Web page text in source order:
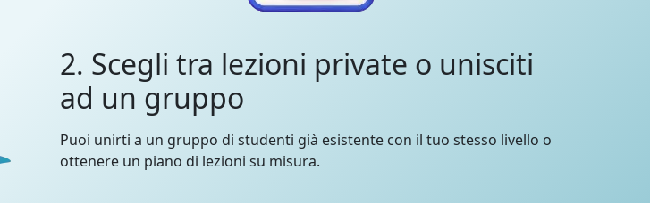
2. Scegli tra lezioni private o unisciti
ad un gruppo
Puoi unirti a un gruppo di studenti già esistente con il tuo stesso livello o
ottenere un piano di lezioni su misura.